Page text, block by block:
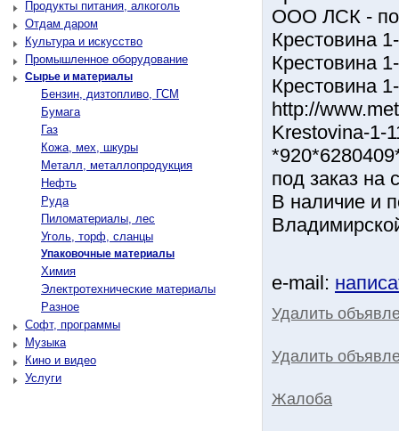
Продукты питания, алкоголь
Отдам даром
Культура и искусство
Промышленное оборудование
Сырье и материалы
Бензин, дизтопливо, ГСМ
Бумага
Газ
Кожа, мех, шкуры
Металл, металлопродукция
Нефть
Руда
Пиломатериалы, лес
Уголь, торф, сланцы
Упаковочные материалы
Химия
Электротехнические материалы
Разное
Софт, программы
Музыка
Кино и видео
Услуги
ООО ЛСК -
Крестовина
Крестовина
Крестовина
http://
Krestovina-1-
под заказ на
В наличие и
e-mail:
Удалить
Удалить
Жалоба